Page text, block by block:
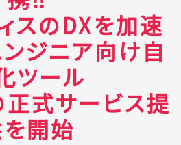
スのDXを加速
ジニア向け自
ツール
正式サービス提
開始